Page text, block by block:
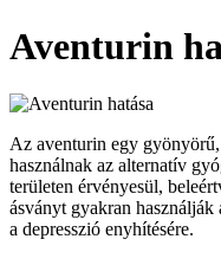
Aventurin
Az aventurin egy
használnak az alternatív
területen érvényesül,
ásványt gyakran használják
a depresszió enyhítésére.